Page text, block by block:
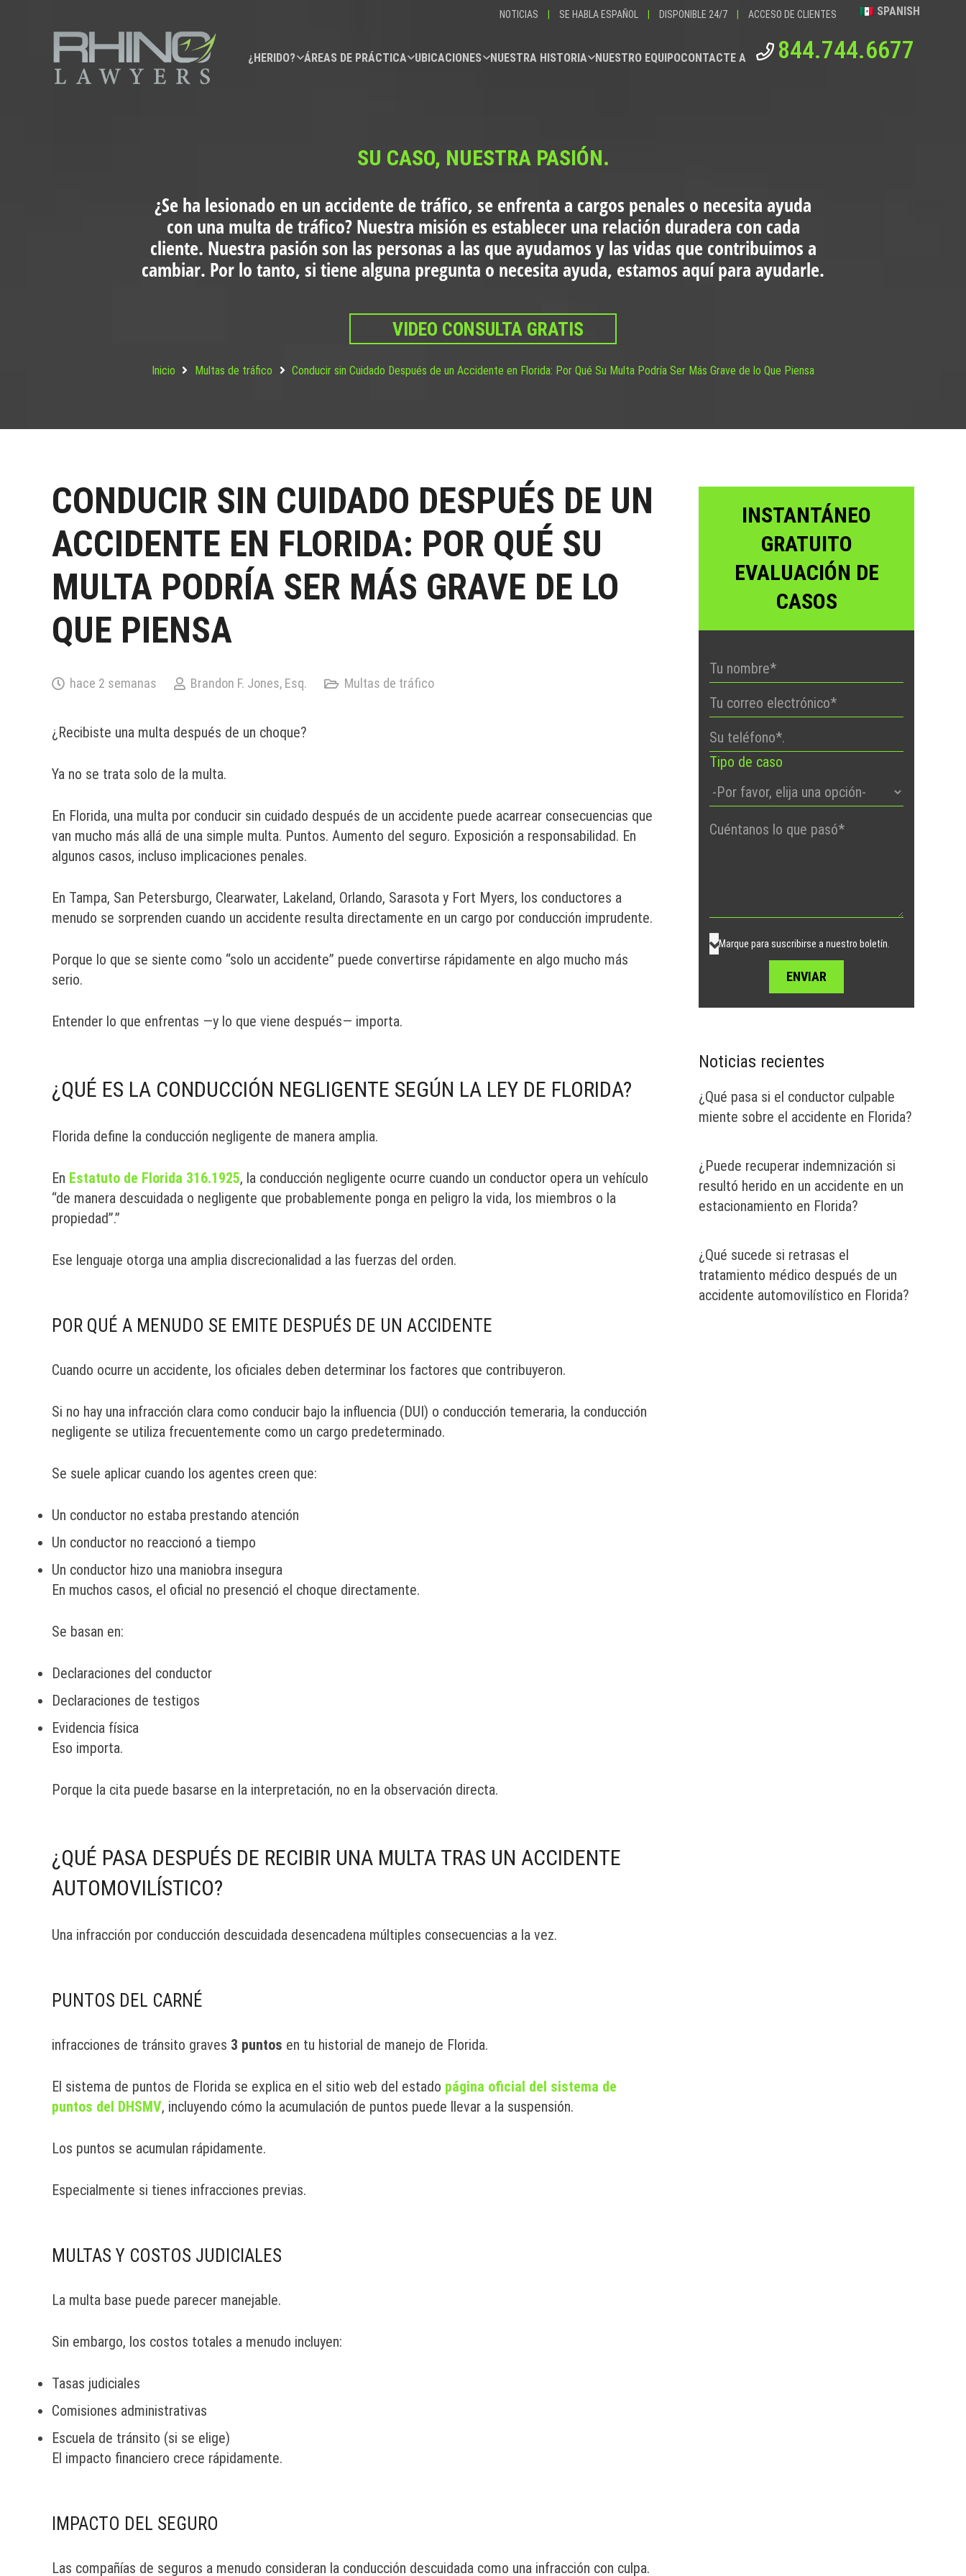
NOTICIAS | SE HABLA ESPAÑOL | DISPONIBLE 24/7 | ACCESO DE CLIENTES SPANISH
¿HERIDO? ÁREAS DE PRÁCTICA UBICACIONES NUESTRA HISTORIA NUESTRO EQUIPOCONTACTE A 844.744.6677
SU CASO, NUESTRA PASIÓN.
¿Se ha lesionado en un accidente de tráfico, se enfrenta a cargos penales o necesita ayuda
con una multa de tráfico?Nuestra misión es establecer una relación duradera con cada
cliente. Nuestra pasión son las personas a las que ayudamos y las vidas que contribuimos a
cambiar. Por lo tanto, si tiene alguna pregunta o necesita ayuda, estamos aquí para ayudarle.
VIDEO CONSULTA GRATIS
Inicio Multas de tráfico Conducir sin Cuidado Después de un Accidente en Florida: Por Qué Su Multa Podría Ser Más Grave de lo Que Piensa
CONDUCIR SIN CUIDADO DESPUÉS DE UN
ACCIDENTE EN FLORIDA: POR QUÉ SU
MULTA PODRÍA SER MÁS GRAVE DE LO
QUE PIENSA
hace 2 semanas Brandon F. Jones, Esq. Multas de tráfico
¿Recibiste una multa después de un choque?
Ya no se trata solo de la multa.
En Florida, una multa por conducir sin cuidado después de un accidente puede acarrear consecuencias que
van mucho más allá de una simple multa. Puntos. Aumento del seguro. Exposición a responsabilidad. En
algunos casos, incluso implicaciones penales.
En Tampa, San Petersburgo, Clearwater, Lakeland, Orlando, Sarasota y Fort Myers, los conductores a
menudo se sorprenden cuando un accidente resulta directamente en un cargo por conducción imprudente.
Porque lo que se siente como “solo un accidente” puede convertirse rápidamente en algo mucho más
serio.
Entender lo que enfrentas —y lo que viene después— importa.
¿QUÉ ES LA CONDUCCIÓN NEGLIGENTE SEGÚN LA LEY DE FLORIDA?
Florida define la conducción negligente de manera amplia.
En Estatuto de Florida 316.1925, la conducción negligente ocurre cuando un conductor opera un vehículo
“de manera descuidada o negligente que probablemente ponga en peligro la vida, los miembros o la
propiedad”.”
Ese lenguaje otorga una amplia discrecionalidad a las fuerzas del orden.
POR QUÉ A MENUDO SE EMITE DESPUÉS DE UN ACCIDENTE
Cuando ocurre un accidente, los oficiales deben determinar los factores que contribuyeron.
Si no hay una infracción clara como conducir bajo la influencia (DUI) o conducción temeraria, la conducción
negligente se utiliza frecuentemente como un cargo predeterminado.
Se suele aplicar cuando los agentes creen que:
Un conductor no estaba prestando atención
Un conductor no reaccionó a tiempo
Un conductor hizo una maniobra insegura
En muchos casos, el oficial no presenció el choque directamente.
Se basan en:
Declaraciones del conductor
Declaraciones de testigos
Evidencia física
Eso importa.
Porque la cita puede basarse en la interpretación, no en la observación directa.
¿QUÉ PASA DESPUÉS DE RECIBIR UNA MULTA TRAS UN ACCIDENTE
AUTOMOVILÍSTICO?
Una infracción por conducción descuidada desencadena múltiples consecuencias a la vez.
PUNTOS DEL CARNÉ
infracciones de tránsito graves 3 puntos en tu historial de manejo de Florida.
El sistema de puntos de Florida se explica en el sitio web del estado página oficial del sistema de
puntos del DHSMV, incluyendo cómo la acumulación de puntos puede llevar a la suspensión.
Los puntos se acumulan rápidamente.
Especialmente si tienes infracciones previas.
MULTAS Y COSTOS JUDICIALES
La multa base puede parecer manejable.
Sin embargo, los costos totales a menudo incluyen:
Tasas judiciales
Comisiones administrativas
Escuela de tránsito (si se elige)
El impacto financiero crece rápidamente.
IMPACTO DEL SEGURO
Las compañías de seguros a menudo consideran la conducción descuidada como una infracción con culpa.
INSTANTÁNEO
GRATUITO
EVALUACIÓN DE
CASOS
Tipo de caso
Por
vacío.
Marque para suscribirse a nuestro boletín.
Noticias recientes
¿Qué pasa si el conductor culpable
miente sobre el accidente en Florida?
¿Puede recuperar indemnización si
resultó herido en un accidente en un
estacionamiento en Florida?
¿Qué sucede si retrasas el
tratamiento médico después de un
accidente automovilístico en Florida?